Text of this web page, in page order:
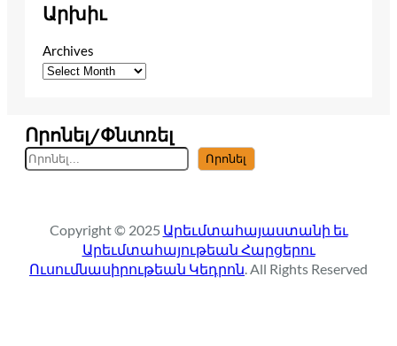
Արխիւ
Archives
Որոնել/Փնտռել
S
e
c
h
Որոնել
Copyright © 2025 Արեւմտահայաստանի եւ
Արեւմտահայութեան Հարցերու
Ուսումնասիրութեան Կեդրոն. All Rights Reserved